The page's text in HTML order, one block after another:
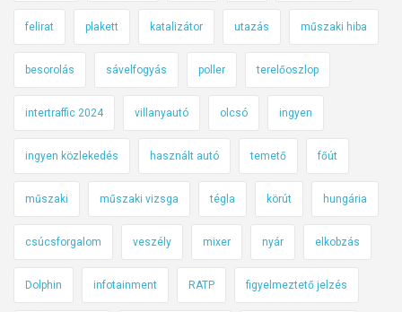
felirat plakett katalizátor utazás műszaki hiba
besorolás sávelfogyás poller terelőoszlop
intertraffic 2024 villanyautó olcsó ingyen
ingyen közlekedés használt autó temető főút
műszaki műszaki vizsga tégla körút hungária
csúcsforgalom veszély mixer nyár elkobzás
Dolphin infotainment RATP figyelmeztető jelzés